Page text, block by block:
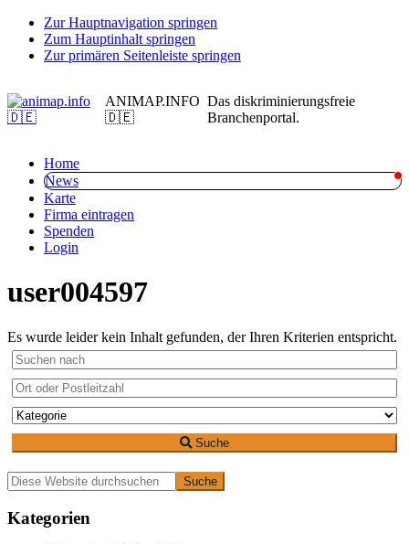
Zur Hauptnavigation springen
Zum Hauptinhalt springen
Zur primären Seitenleiste springen
ANIMAP.INFO
🇩🇪
Das diskriminierungsfreie
Branchenportal.
Home
News
Karte
Firma eintragen
Spenden
Login
user004597
Es wurde leider kein Inhalt gefunden, der Ihren Kriterien entspricht.
Suche
Primäre
Seitenleiste
Diese
Website
durchsuchen
Kategorien